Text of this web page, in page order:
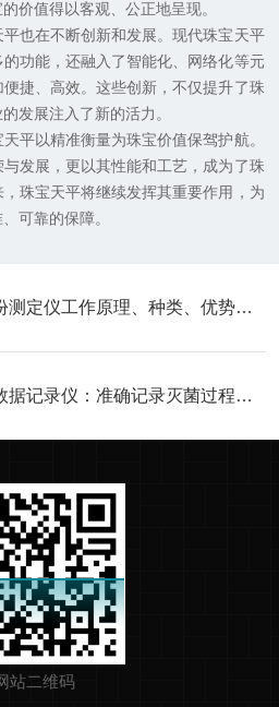
价值得以客观、公正地呈现。
在不断创新和发展。现代珠宝天平
功能，还融入了智能化、网络化等元
捷、高效。这些创新，不仅提升了珠
发展注入了新的活力。
以精准衡量为珠宝价值保驾护航。
发展，更以其性能和工艺，成为了珠
珠宝天平将继续发挥其重要作用，为
可靠的保障。
深入探讨水份测定仪工作原理、种类、优势以及在不同领域的应用
高温灭菌器数据记录仪：准确记录灭菌过程，确保医疗用品安全无菌
站二维码